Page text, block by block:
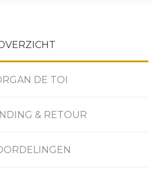
DE TOI
& RETOUR